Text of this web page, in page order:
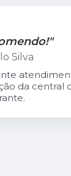
Silva
da central